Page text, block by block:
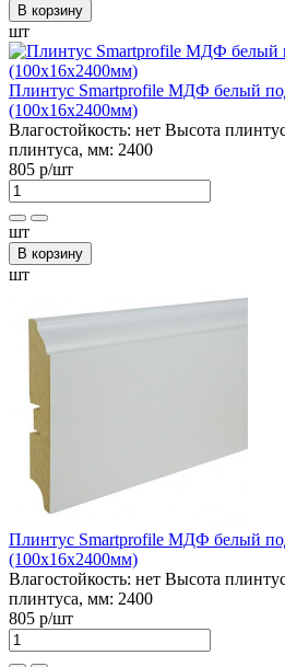
В корзину
шт
Плинтус Smartprofile МДФ белый
(100х16х2400мм)
Влагостойкость: нет Высота
плинтуса, мм: 2400
805 р/шт
шт
В корзину
шт
Плинтус Smartprofile МДФ белый
(100х16х2400мм)
Влагостойкость: нет Высота
плинтуса, мм: 2400
805 р/шт